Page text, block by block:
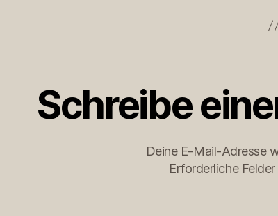
Schreibe
Deine E-Mail-Adresse
Erforderliche